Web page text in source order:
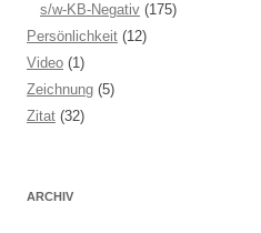
s/w-KB-Negativ (175)
Persönlichkeit (12)
Video (1)
Zeichnung (5)
Zitat (32)
ARCHIV